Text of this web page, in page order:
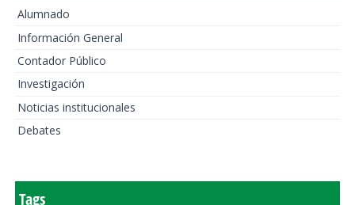
Alumnado
Información General
Contador Público
Investigación
Noticias institucionales
Debates
Tags